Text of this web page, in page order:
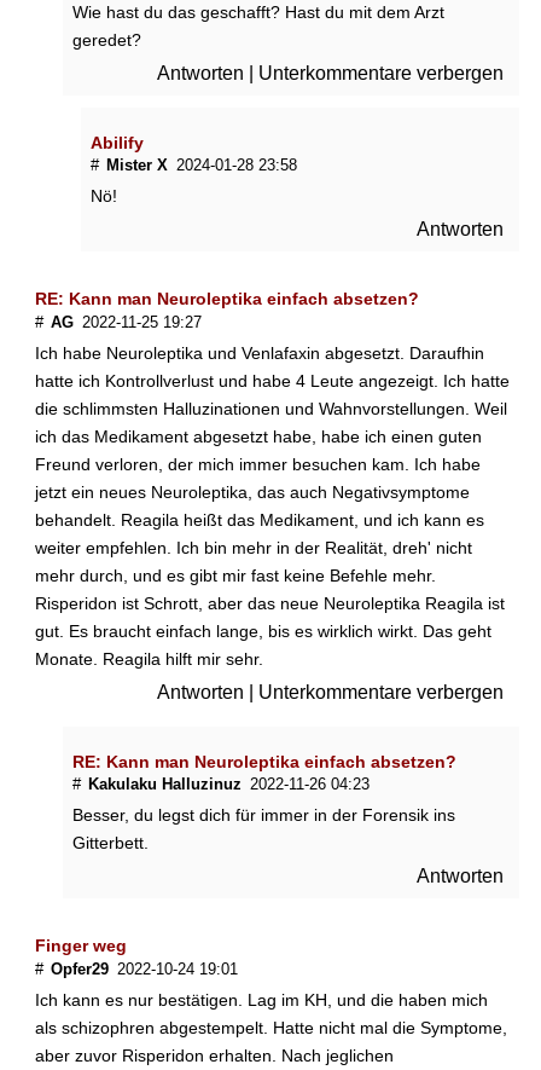
Wie hast du das geschafft? Hast du mit dem Arzt
geredet?
Antworten Unterkommentare verbergen
Abilify
# Mister X 2024-01-28 23:58
Nö!
Antworten
RE: Kann man Neuroleptika einfach absetzen?
# AG 2022-11-25 19:27
Ich habe Neuroleptika und Venlafaxin abgesetzt. Daraufhin
hatte ich Kontrollverlust und habe 4 Leute angezeigt. Ich hatte
die schlimmsten Halluzinationen und Wahnvorstellungen. Weil
ich das Medikament abgesetzt habe, habe ich einen guten
Freund verloren, der mich immer besuchen kam. Ich habe
jetzt ein neues Neuroleptika, das auch Negativsymptome
behandelt. Reagila heißt das Medikament, und ich kann es
weiter empfehlen. Ich bin mehr in der Realität, dreh' nicht
mehr durch, und es gibt mir fast keine Befehle mehr.
Risperidon ist Schrott, aber das neue Neuroleptika Reagila ist
gut. Es braucht einfach lange, bis es wirklich wirkt. Das geht
Monate. Reagila hilft mir sehr.
Antworten Unterkommentare verbergen
RE: Kann man Neuroleptika einfach absetzen?
# Kakulaku Halluzinuz 2022-11-26 04:23
Besser, du legst dich für immer in der Forensik ins
Gitterbett.
Antworten
Finger weg
# Opfer29 2022-10-24 19:01
Ich kann es nur bestätigen. Lag im KH, und die haben mich
als schizophren abgestempelt. Hatte nicht mal die Symptome,
aber zuvor Risperidon erhalten. Nach jeglichen
i
n
?
B
t
r
ä
c
h
g
t
N
i
k
o
n
r
K
o
f
d
e
W
i